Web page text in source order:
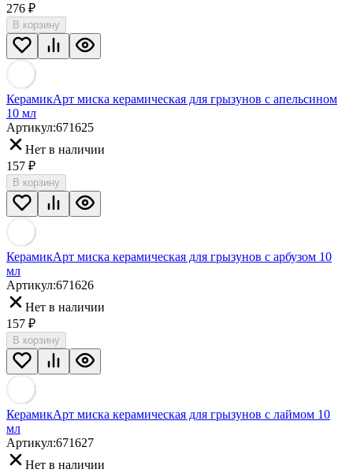
276 ₽
В корзину
КерамикАрт миска керамическая для грызунов с апельсином
10 мл
Артикул:671625
Нет в наличии
157 ₽
В корзину
КерамикАрт миска керамическая для грызунов с арбузом 10
мл
Артикул:671626
Нет в наличии
157 ₽
В корзину
КерамикАрт миска керамическая для грызунов с лаймом 10
мл
Артикул:671627
Нет в наличии